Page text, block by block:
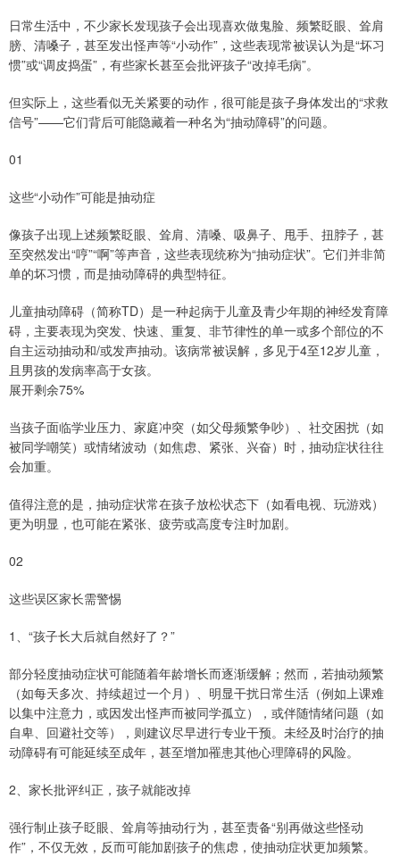
日常生活中，不少家长发现孩子会出现喜欢做鬼脸、频繁眨眼、耸肩
膀、清嗓子，甚至发出怪声等“小动作”，这些表现常被误认为是“坏习
惯”或“调皮捣蛋”，有些家长甚至会批评孩子“改掉毛病”。
但实际上，这些看似无关紧要的动作，很可能是孩子身体发出的“求救
信号”——它们背后可能隐藏着一种名为“抽动障碍”的问题。
01
这些“小动作”可能是抽动症
像孩子出现上述频繁眨眼、耸肩、清嗓、吸鼻子、甩手、扭脖子，甚
至突然发出“哼”“啊”等声音，这些表现统称为“抽动症状”。它们并非简
单的坏习惯，而是抽动障碍的典型特征。
儿童抽动障碍（简称TD）是一种起病于儿童及青少年期的神经发育障
碍，主要表现为突发、快速、重复、非节律性的单一或多个部位的不
自主运动抽动和/或发声抽动。该病常被误解，多见于4至12岁儿童，
且男孩的发病率高于女孩。
展开剩余75%
当孩子面临学业压力、家庭冲突（如父母频繁争吵）、社交困扰（如
被同学嘲笑）或情绪波动（如焦虑、紧张、兴奋）时，抽动症状往往
会加重。
值得注意的是，抽动症状常在孩子放松状态下（如看电视、玩游戏）
更为明显，也可能在紧张、疲劳或高度专注时加剧。
02
这些误区家长需警惕
1、“孩子长大后就自然好了？”
部分轻度抽动症状可能随着年龄增长而逐渐缓解；然而，若抽动频繁
（如每天多次、持续超过一个月）、明显干扰日常生活（例如上课难
以集中注意力，或因发出怪声而被同学孤立），或伴随情绪问题（如
自卑、回避社交等），则建议尽早进行专业干预。未经及时治疗的抽
动障碍有可能延续至成年，甚至增加罹患其他心理障碍的风险。
2、家长批评纠正，孩子就能改掉
强行制止孩子眨眼、耸肩等抽动行为，甚至责备“别再做这些怪动
作”，不仅无效，反而可能加剧孩子的焦虑，使抽动症状更加频繁。